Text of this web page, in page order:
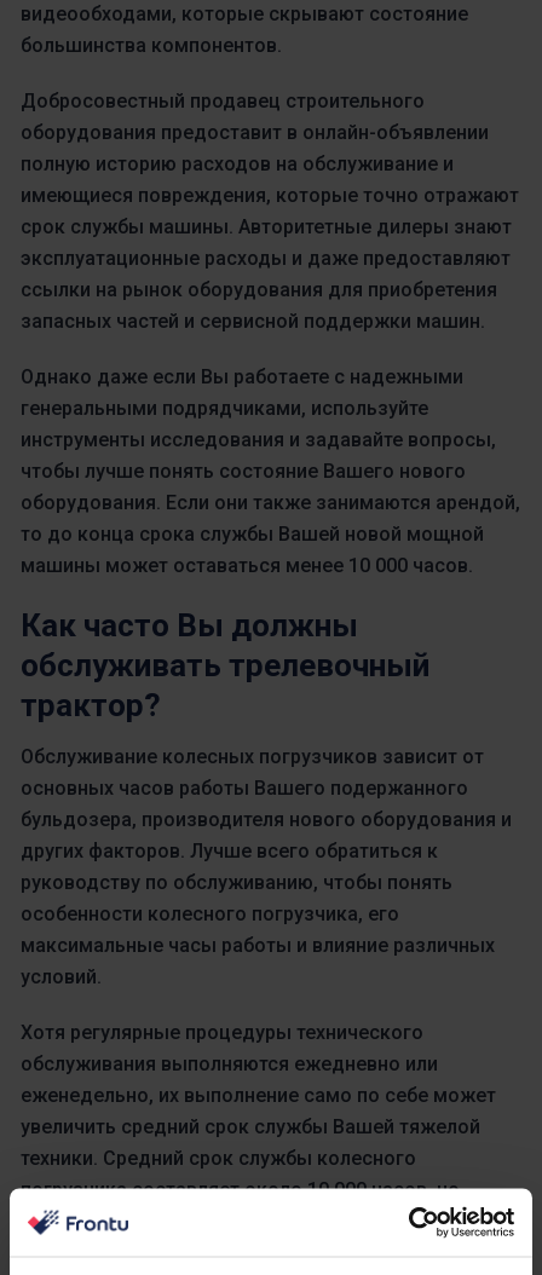
видеообходами, которые скрывают состояние
большинства компонентов.
Добросовестный продавец строительного
оборудования предоставит в онлайн-объявлении
полную историю расходов на обслуживание и
имеющиеся повреждения, которые точно отражают
срок службы машины. Авторитетные дилеры знают
эксплуатационные расходы и даже предоставляют
ссылки на рынок оборудования для приобретения
запасных частей и сервисной поддержки машин.
Однако даже если Вы работаете с надежными
генеральными подрядчиками, используйте
инструменты исследования и задавайте вопросы,
чтобы лучше понять состояние Вашего нового
оборудования. Если они также занимаются арендой,
то до конца срока службы Вашей новой мощной
машины может оставаться менее 10 000 часов.
Как часто Вы должны
обслуживать трелевочный
трактор?
Обслуживание колесных погрузчиков зависит от
основных часов работы Вашего подержанного
бульдозера, производителя нового оборудования и
других факторов. Лучше всего обратиться к
руководству по обслуживанию, чтобы понять
особенности колесного погрузчика, его
максимальные часы работы и влияние различных
условий.
Хотя регулярные процедуры технического
обслуживания выполняются ежедневно или
еженедельно, их выполнение само по себе может
увеличить средний срок службы Вашей тяжелой
техники. Средний срок службы колесного
погрузчика составляет около 10 000 часов, но
хорошая программа пм и мягкие условия работы